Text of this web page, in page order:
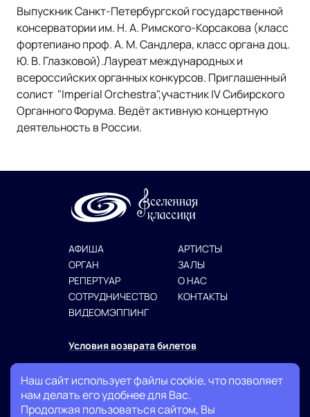
Выпускник Санкт-Петербургской государственной
консерватории им. Н. А. Римского-Корсакова (класс
фортепиано проф. А. М. Сандлера, класс органа доц.
Ю. В. Глазковой).Лауреат международных и
всероссийских органных конкурсов. Приглашенный
солист "Imperial Orchestra",участник IV Сибирского
Органного Форума. Ведёт активную концертную
деятельность в России.
АФИША
ОРГАН
РЕПЕРТУАР
СОТРУДНИЧЕСТВО
ВИДЕОМЭППИНГ
АРТИСТЫ
ЗАЛЫ
О НАС
КОНТАКТЫ
Условия возврата билетов
Политика конфиденциальности
Публичная оферта
Наш сайт использует файлы cookie, что позволяет
нам делать его удобнее для Вас.
Продолжая пользоваться сайтом, Вы